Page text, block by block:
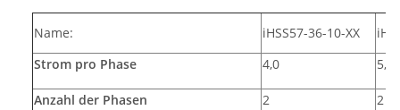
Name: iHSS57-36-10-XX
Strom pro Phase
4,0 5,0
Anzahl der Phasen 2 2